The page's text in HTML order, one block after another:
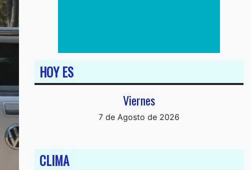
HOY ES
Viernes
7 de Agosto de 2026
CLIMA